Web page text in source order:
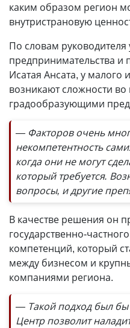
каким образом регион
внутристрановую
По словам руководителя
предпринимательства
Исатая Ансата, у малого
возникают сложности во
градообразующими
— Факторов очень
некомпетентность
когда они не могут
который требуется.
вопросы, и другие
В качестве решения он
государственно-
компетенций, который
между бизнесом и
компаниями региона.
— Такой подход был
Центр позволит